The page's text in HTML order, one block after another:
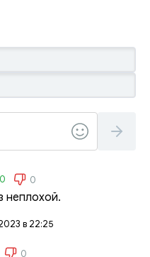
0 0
неплохой.
в 22:25
0